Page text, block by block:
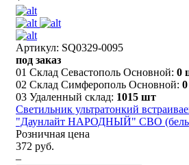
Артикул: SQ0329-0095
под заказ
01 Склад Севастополь Основной: 0
02 Склад Симферополь Основной:
03 Удаленный склад: 1015 шт
Светильник ультратонкий
"Даунлайт НАРОДНЫЙ" СВО
Розничная цена
372 руб.
–